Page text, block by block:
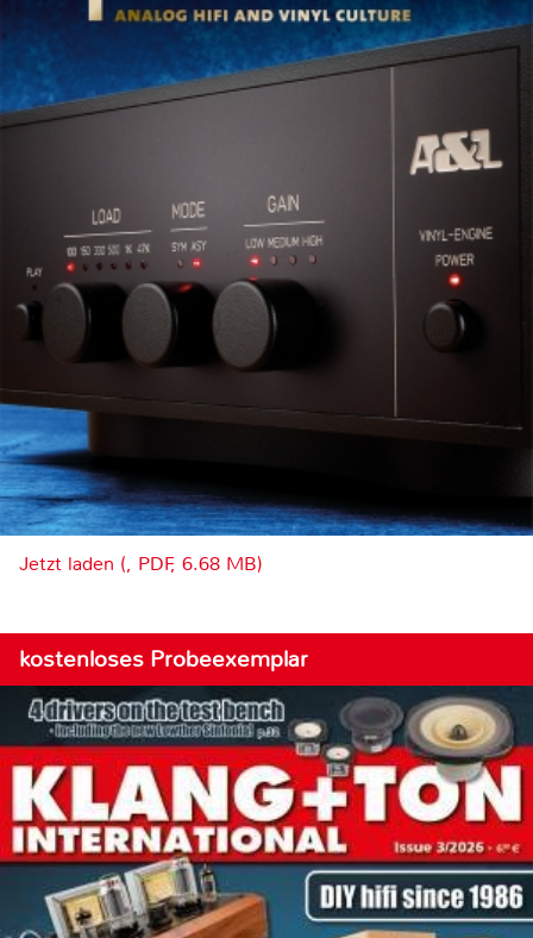
Jetzt laden (, PDF, 6.68 MB)
kostenloses Probeexemplar